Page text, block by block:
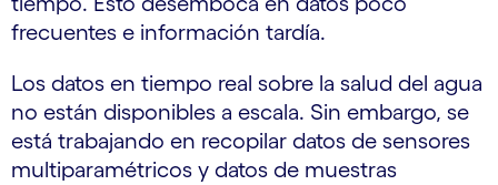
frecuentes e información tardía.
Los datos en tiempo real sobre la salud del agua
no están disponibles a escala. Sin embargo, se
está trabajando en recopilar datos de sensores
multiparamétricos y datos de muestras